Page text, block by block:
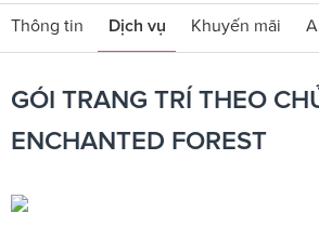
Thông tin Dịch vụ Khuyến mãi
GÓI TRANG TRÍ THEO
ENCHANTED FOREST